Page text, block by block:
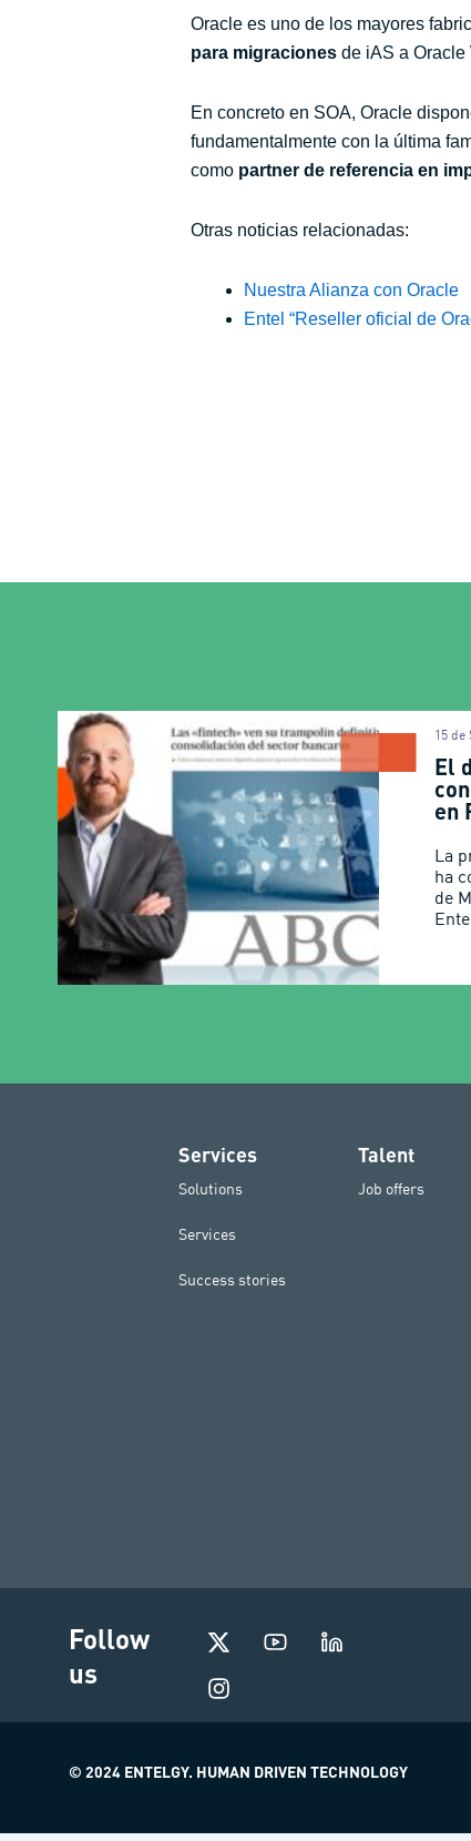
Oracle es uno de los mayores
para migraciones de iAS a Oracle
En concreto en SOA, Oracle
fundamentalmente con la última
como partner de referencia en
Otras noticias relacionadas:
Nuestra Alianza con Oracle
Entel “Reseller oficial de
El
en
15 de
La
ha
de
Services
Solutions
Services
Success stories
Talent
Job offers
Follow
us
I
n
s
t
a
r
© 2024 ENTELGY. HUMAN DRIVEN TECHNOLOGY